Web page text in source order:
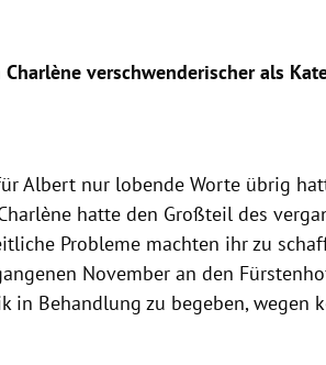
verschwenderischer als
Albert nur lobende Worte übrig
hatte den Großteil des
Probleme machten ihr zu
November an den
in Behandlung zu begeben, wegen